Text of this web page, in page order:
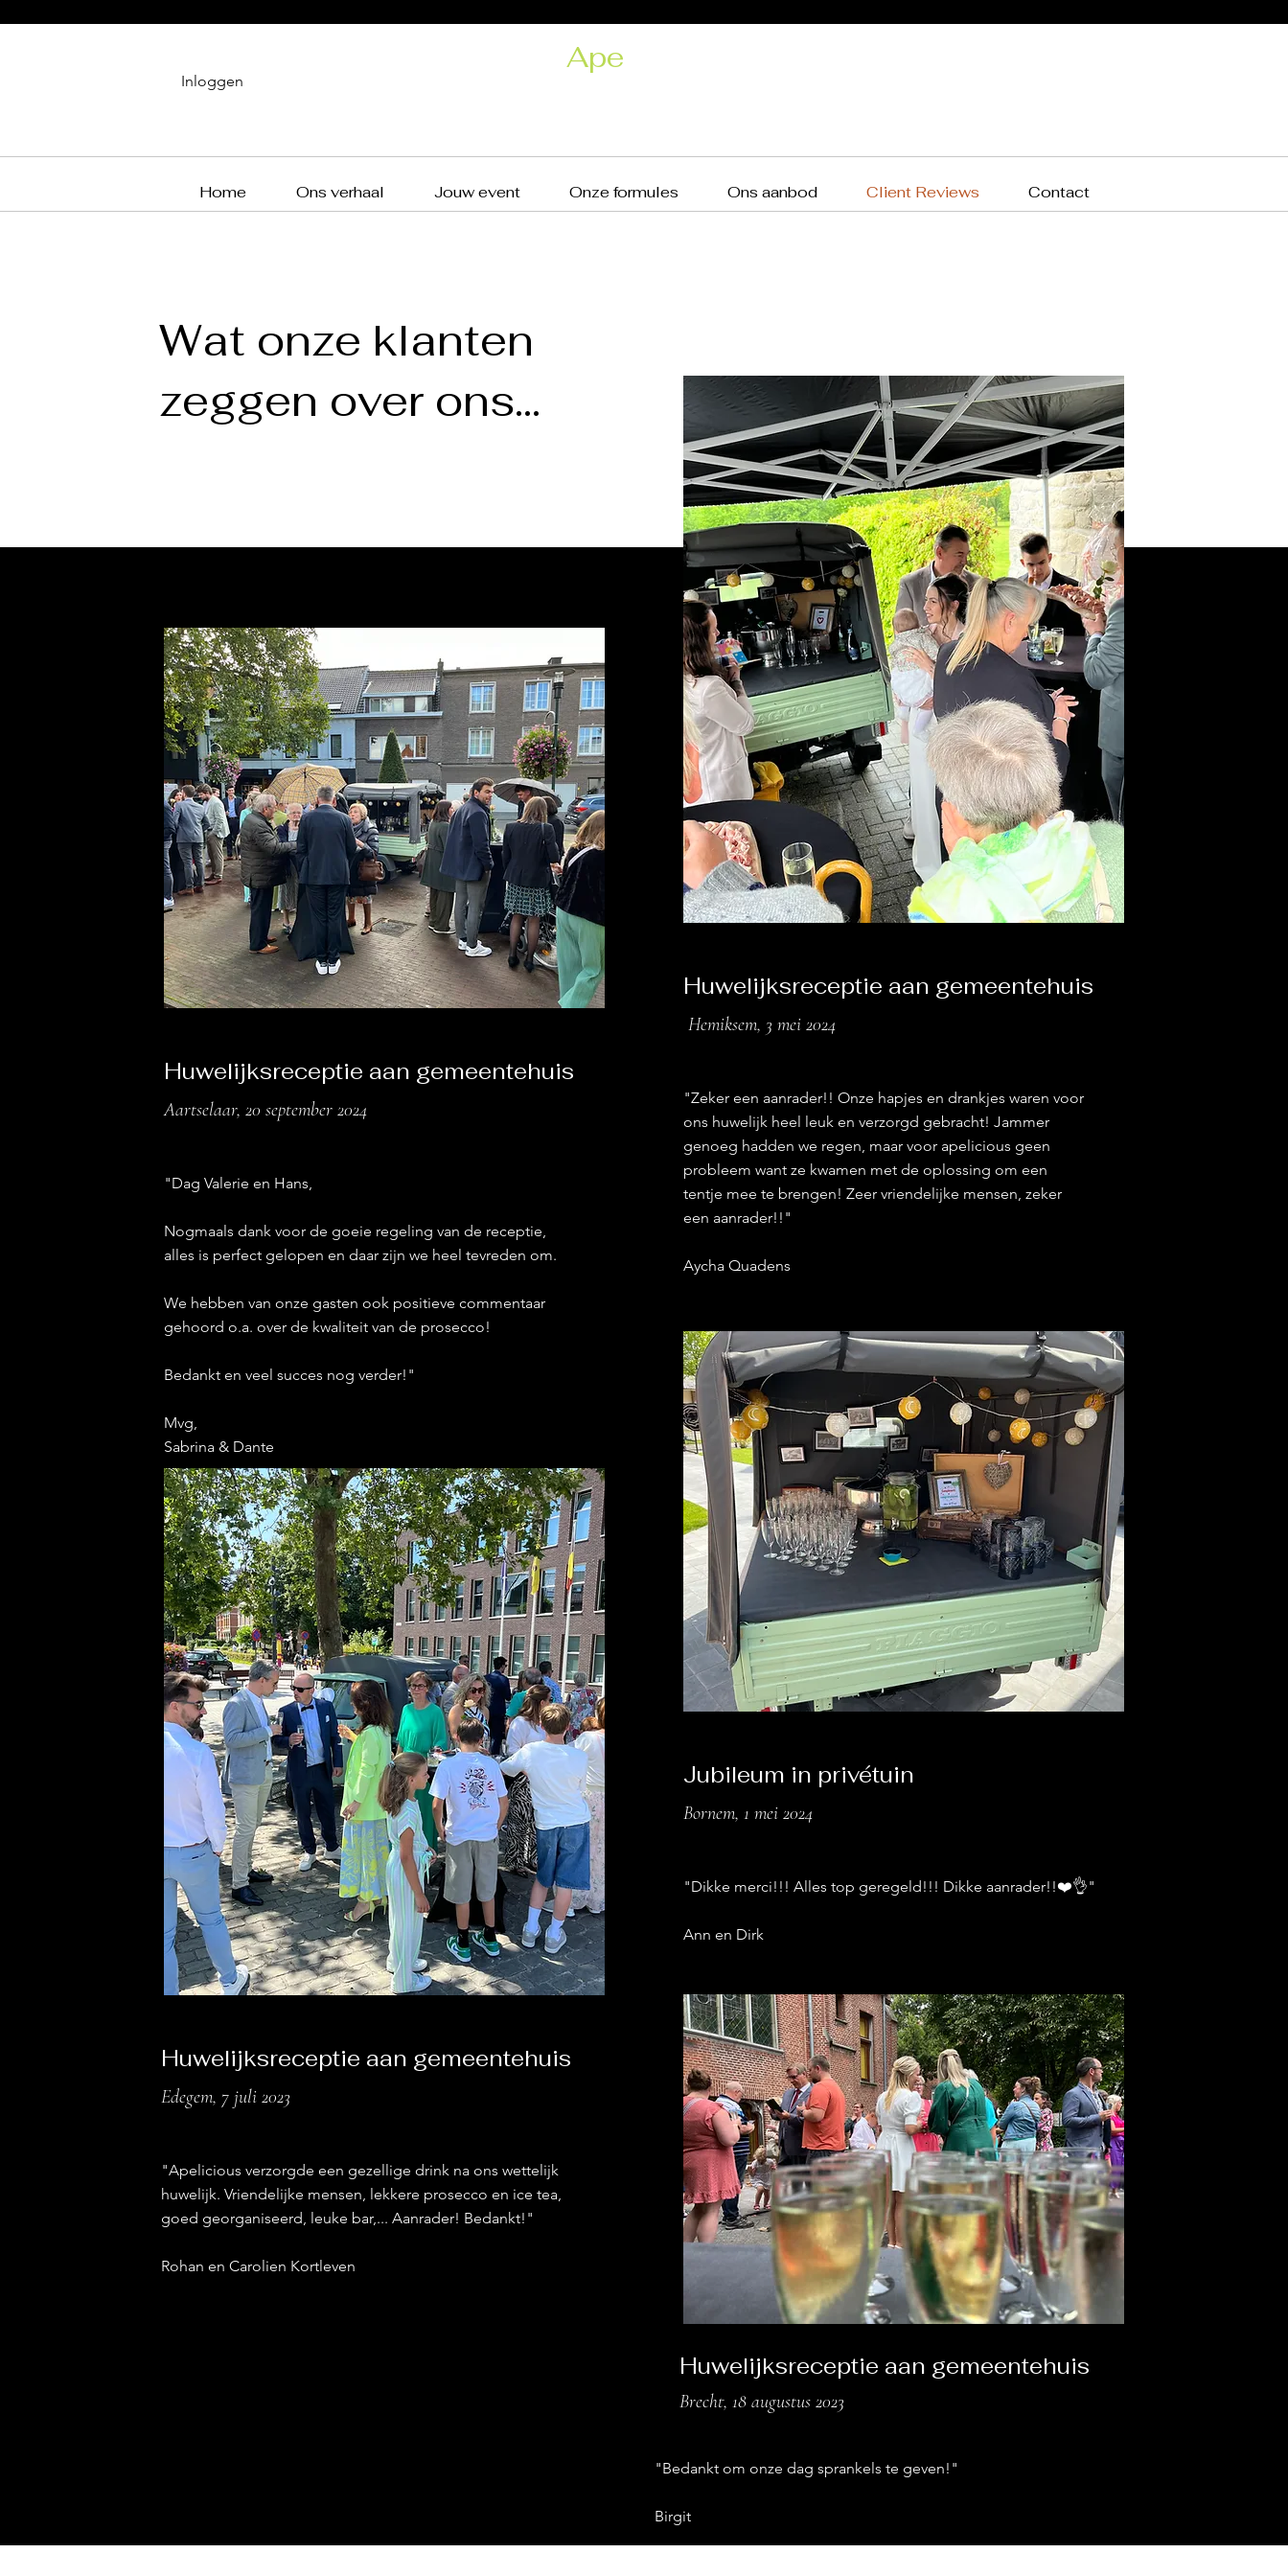
Inloggen
Ape
Home Ons verhaal Jouw event Onze formules Ons aanbod Client Reviews Contact
Wat onze klanten
zeggen over ons...
Huwelijksreceptie aan gemeentehuis
Aartselaar, 20 september 2024
"Dag Valerie en Hans,
Nogmaals dank voor de goeie regeling van de receptie,
alles is perfect gelopen en daar zijn we heel tevreden om.
We hebben van onze gasten ook positieve commentaar
gehoord o.a. over de kwaliteit van de prosecco!
Bedankt en veel succes nog verder!"
Mvg,
Sabrina & Dante
Huwelijksreceptie aan gemeentehuis
Edegem, 7 juli 2023
"Apelicious verzorgde een gezellige drink na ons wettelijk
huwelijk. Vriendelijke mensen, lekkere prosecco en ice tea,
goed georganiseerd, leuke bar,... Aanrader! Bedankt!"
Rohan en Carolien Kortleven
Huwelijksreceptie aan gemeentehuis
Hemiksem, 3 mei 2024
"Zeker een aanrader!! Onze hapjes en drankjes waren voor
ons huwelijk heel leuk en verzorgd gebracht! Jammer
genoeg hadden we regen, maar voor apelicious geen
probleem want ze kwamen met de oplossing om een
tentje mee te brengen! Zeer vriendelijke mensen, zeker
een aanrader!!"
Aycha Quadens
Jubileum in privétuin
Bornem, 1 mei 2024
"Dikke merci!!! Alles top geregeld!!! Dikke aanrader!!❤️👌"
Ann en Dirk
Huwelijksreceptie aan gemeentehuis
Brecht, 18 augustus 2023
"Bedankt om onze dag sprankels te geven!"
Birgit